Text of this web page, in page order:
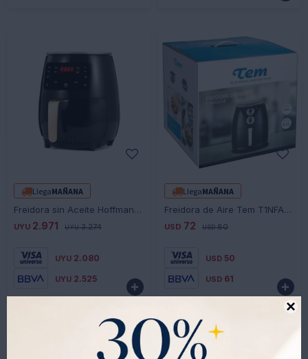

LlegaMAÑANA
Freidora sin Aceite Hoffmans HM-6018 6 L
UYU 2.971 UYU 3.274
UYU 2.080
UYU 2.525

LlegaMAÑANA
Freidora de Aire Tem T1NFA05LB 7000 1400W 5 Litros
USD 72 USD 80
USD 50
USD 61
